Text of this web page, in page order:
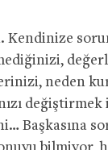
Kendinize
neden
Başkasına